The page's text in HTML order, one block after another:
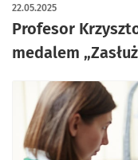
Profesor
medalem
22.05.2025